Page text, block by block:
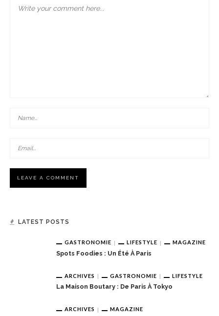
LATEST POSTS
GASTRONOMIE LIFESTYLE MAGAZINE
Spots Foodies : Un Été À Paris
ARCHIVES GASTRONOMIE LIFESTYLE
La Maison Boutary : De Paris À Tokyo
ARCHIVES MAGAZINE